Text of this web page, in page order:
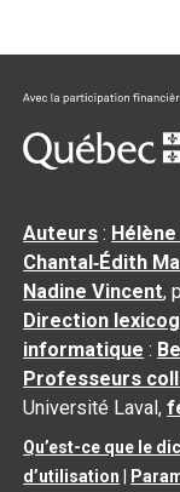
Auteurs :
Chantal‑Édith
Nadine Vincent,
Direction
informatique :
Professeurs
Université Laval,
Qu’est-ce que le
d’utilisation